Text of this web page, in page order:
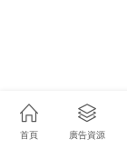
首頁 廣告資源